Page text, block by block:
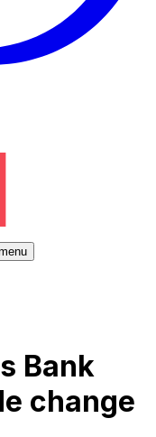
Bank
change